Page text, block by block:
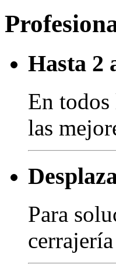
Hasta 2
En
las
Para